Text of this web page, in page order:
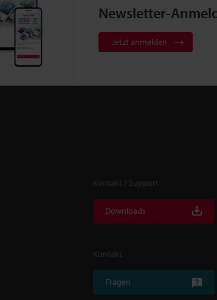
Newsletter-
Jetzt anmelden
Kontakt / Support
Downloads
Kontakt
Fragen